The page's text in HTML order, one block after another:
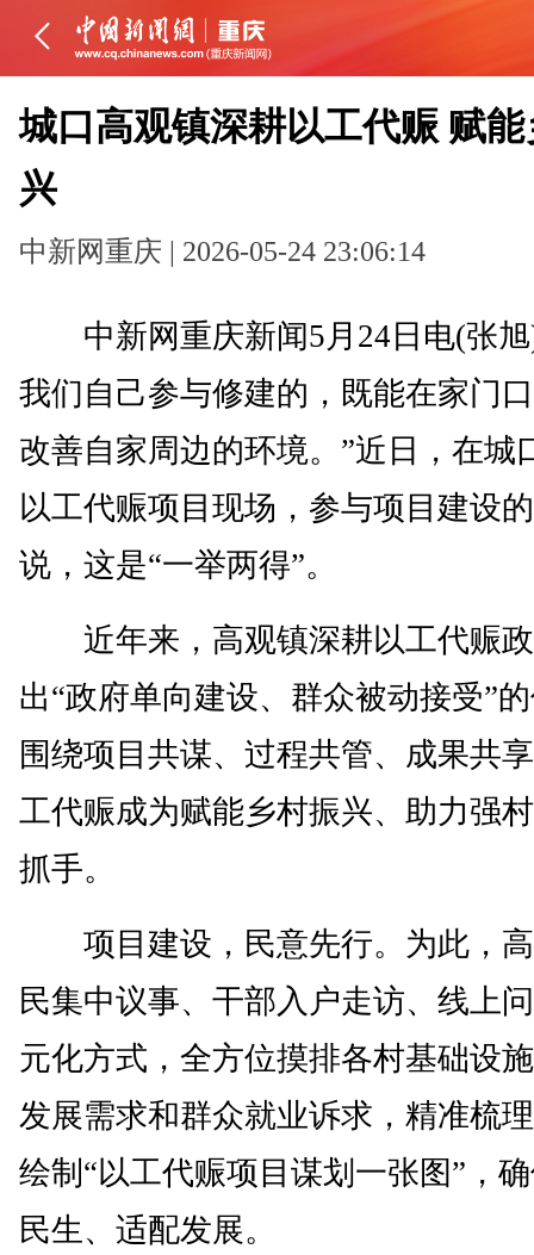
城口高观镇深耕以工代赈 赋能
兴
中新网重庆 | 2026-05-24 23:06:14
中新网重庆新闻5月24日电(张旭
我们自己参与修建的，既能在家门
改善自家周边的环境。”近日，在城
以工代赈项目现场，参与项目建设
说，这是“一举两得”。
近年来，高观镇深耕以工代赈政
出“政府单向建设、群众被动接受”
围绕项目共谋、过程共管、成果共
工代赈成为赋能乡村振兴、助力强
抓手。
项目建设，民意先行。为此，高
民集中议事、干部入户走访、线上
元化方式，全方位摸排各村基础设
发展需求和群众就业诉求，精准梳
绘制“以工代赈项目谋划一张图”，
民生、适配发展。